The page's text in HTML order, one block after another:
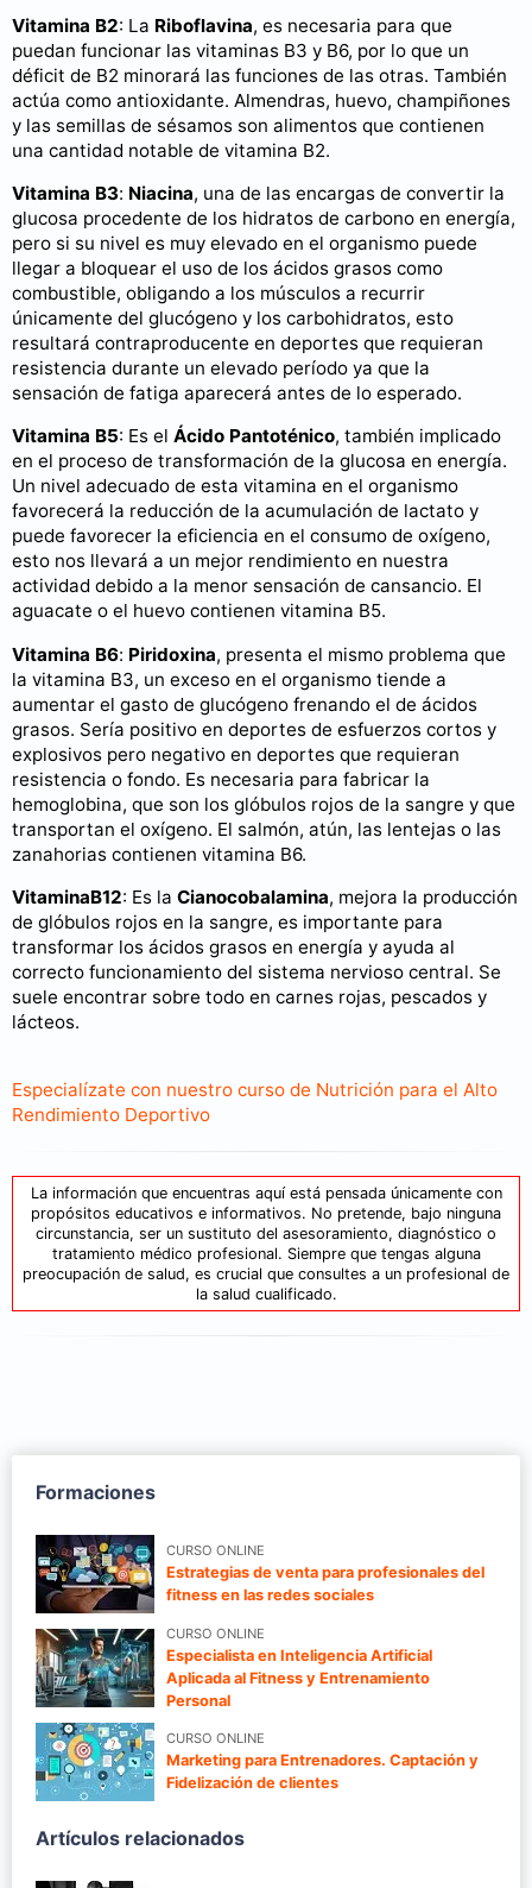
Vitamina B2: La Riboflavina, es necesaria para que
puedan funcionar las vitaminas B3 y B6, por lo que un
déficit de B2 minorará las funciones de las otras. También
actúa como antioxidante. Almendras, huevo, champiñones
y las semillas de sésamos son alimentos que contienen
una cantidad notable de vitamina B2.
Vitamina B3: Niacina, una de las encargas de convertir la
glucosa procedente de los hidratos de carbono en energía,
pero si su nivel es muy elevado en el organismo puede
llegar a bloquear el uso de los ácidos grasos como
combustible, obligando a los músculos a recurrir
únicamente del glucógeno y los carbohidratos, esto
resultará contraproducente en deportes que requieran
resistencia durante un elevado período ya que la
sensación de fatiga aparecerá antes de lo esperado.
Vitamina B5: Es el Ácido Pantoténico, también implicado
en el proceso de transformación de la glucosa en energía.
Un nivel adecuado de esta vitamina en el organismo
favorecerá la reducción de la acumulación de lactato y
puede favorecer la eficiencia en el consumo de oxígeno,
esto nos llevará a un mejor rendimiento en nuestra
actividad debido a la menor sensación de cansancio. El
aguacate o el huevo contienen vitamina B5.
Vitamina B6: Piridoxina, presenta el mismo problema que
la vitamina B3, un exceso en el organismo tiende a
aumentar el gasto de glucógeno frenando el de ácidos
grasos. Sería positivo en deportes de esfuerzos cortos y
explosivos pero negativo en deportes que requieran
resistencia o fondo. Es necesaria para fabricar la
hemoglobina, que son los glóbulos rojos de la sangre y que
transportan el oxígeno. El salmón, atún, las lentejas o las
zanahorias contienen vitamina B6.
VitaminaB12: Es la Cianocobalamina, mejora la producción
de glóbulos rojos en la sangre, es importante para
transformar los ácidos grasos en energía y ayuda al
correcto funcionamiento del sistema nervioso central. Se
suele encontrar sobre todo en carnes rojas, pescados y
lácteos.
Especialízate con nuestro curso de Nutrición para el Alto
Rendimiento Deportivo
La información que encuentras aquí está pensada únicamente con
propósitos educativos e informativos. No pretende, bajo ninguna
circunstancia, ser un sustituto del asesoramiento, diagnóstico o
tratamiento médico profesional. Siempre que tengas alguna
preocupación de salud, es crucial que consultes a un profesional de
la salud cualificado.
Formaciones
CURSO ONLINE
Estrategias de venta para profesionales del
fitness en las redes sociales
CURSO ONLINE
Especialista en Inteligencia Artificial
Aplicada al Fitness y Entrenamiento
Personal
CURSO ONLINE
Marketing para Entrenadores. Captación y
Fidelización de clientes
Artículos relacionados